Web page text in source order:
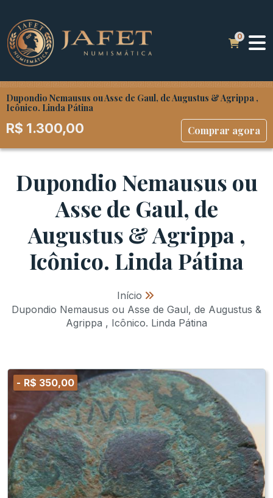
Dupondio Nemausus ou Asse de Gaul, de Augustus & Agrippa ,
Icônico. Linda Pátina
R$ 1.300,00 Comprar agora
Dupondio Nemausus ou
Asse de Gaul, de
Augustus & Agrippa ,
Icônico. Linda Pátina
Início »
Dupondio Nemausus ou Asse de Gaul, de Augustus &
Agrippa , Icônico. Linda Pátina
- R$ 350,00